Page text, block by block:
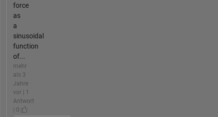
force
as
a
sinusoidal
function
of...
mehr
als 3
Jahre
vor | 1
Antwort
| 0